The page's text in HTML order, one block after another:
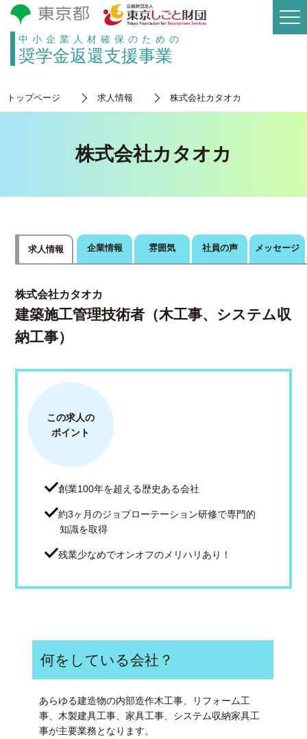
中小企業人材確保のための
奨学金返還支援事業
トップページ 求人情報 株式会社カタオカ
株式会社カタオカ
求人情報 企業情報 雰囲気 社員の声 メッセージ
株式会社カタオカ
建築施工管理技術者（木工事、システム収
納工事）
この求人の
ポイント
創業100年を超える歴史ある会社
約3ヶ月のジョブローテーション研修で専門的
知識を取得
残業少なめでオンオフのメリハリあり！
何をしている会社？
あらゆる建造物の内部造作木工事、リフォーム工
事、木製建具工事、家具工事、システム収納家具工
事が主要業務となります。